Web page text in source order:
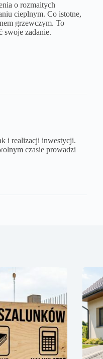
o rozmaitych
cieplnym. Co istotne,
grzewczym. To
swoje zadanie.
i realizacji inwestycji.
czasie prowadzi